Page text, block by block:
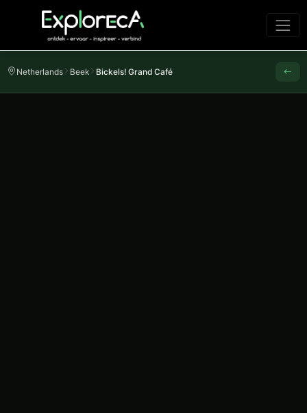
Netherlands Beek Bickels! Grand Café